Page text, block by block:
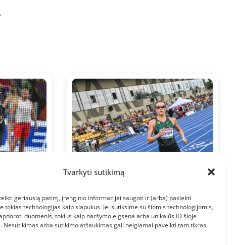
Tvarkyti sutikimą
geriausią patirtį, įrenginio informacijai saugoti ir (arba) pasiekti
tokias technologijas kaip slapukus. Jei sutiksime su šiomis technologijomis,
duomenis, tokius kaip naršymo elgsena arba unikalūs ID šioje
Nesutikimas arba sutikimo atšaukimas gali neigiamai paveikti tam tikras
Paskutinę Lietuvos
čempionato dieną –
įspūdingi Gabijos
Galvydytės ir Simo